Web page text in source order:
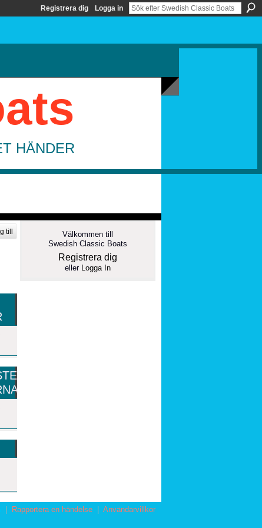
Registrera dig Logga in
HÄNDER
till
Välkommen till
Swedish Classic Boats
Registrera dig
eller Logga In
| Rapportera en händelse | Användarvillkor